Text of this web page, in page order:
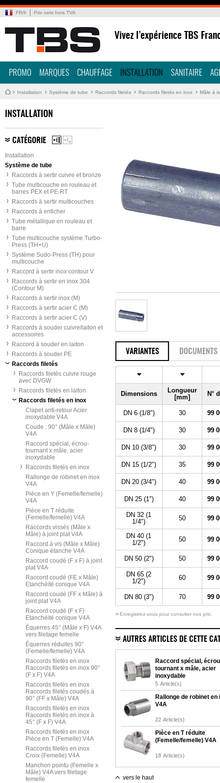
FR/fr Prix nets hors TVA
Vivez l’expérience TBS
PROMO MARQUES CHAUFFAGE INSTALLATION SANITAIRE
Installation Système de tube Raccords filetés Raccords filetés en inox Mâle à
INSTALLATION
CATÉGORIE
Installation
Système de tube
Raccords à sertir cuivre et bronze
Tube multicouche en rouleau et
barres PEX et PE-RT
Raccords à sertir multicouches
Raccords à enficher
Tube métallique en rouleau et
barre
Tube multicouche système Turbo-
Press (TH+U)
Système Sudo-Press (TH) pour
multicouche
Raccord à sertir inox contour V
Raccords à sertir en inox 304
(Contour M)
Raccords à sertir inox (M)
Raccords à sertir acier C (M)
Raccords à sertir acier C (V)
Raccords à souder cuivre/laiton et
accessoires
Raccord à souder en laiton
Raccords à souder PE
Raccords filetés
Raccords filetés cuivre rouge
avec DVGW
Raccords filetés en laiton
Raccords filetés en inox
Clapet anti-retour Acier
inoxydable V4A
Coude : 90° (Mâle x Mâle)
V4A
Raccord spécial, écrou-
tournant x mâle, acier
inoxydable
Raccords filetés en inox
Rallonge de robinet en inox
V4A
Pièce en Y (Femelle/femelle)
V4A
Pièce en T réduite
(Femelle/femelle) V4A
Raccords vissés (Mâle x
Mâle) à joint plat V4A
Raccord à vis (Mâle x Mâle)
Conique étanche V4A
Raccord coudé (F x F) à joint
plat V4A
Raccord coudé (FE x Mâle)
Etanchéité conique V4A
Raccord coudé (FF x Mâle) à
joint plat V4A
Raccord coudé (F x F)
Etanchéité conique V4A
Équerres 45° (Mâle x F) V4A
vers filetage femelle
Équerres réduites 90°
(Femelle/femelle) V4A
Raccords filetés en inox
Raccords filetés en inox 90°
(F x F) V4A
Raccords filetés en inox
Raccords filetés coudés à
90° (FF x Mâle) V4A
Raccords filetés en inox
Raccords filetés en inox à
45° (F x F) V4A
Raccords filetés en inox
Pièce en T (Femelle) V4A
Raccords filetés en inox
Croix (Femelle) V4A
Manchon pointu (Femelle x
Mâle) V4A vers filetage
femelle
VARIANTES DOCUMENTS
Dimensions
Longueur
[mm]
N°
DN 6 (1/8") 30 99
DN 8 (1/4") 30 99
DN 10 (3/8") 30 99
DN 15 (1/2") 35 99
DN 20 (3/4") 40 99
DN 25 (1") 40 99
DN 32 (1
1/4")
50 99
DN 40 (1
1/2")
50 99
DN 50 (2") 50 99
DN 65 (2
1/2")
60 99
DN 80 (3") 70 99
» Enregistrez-vous pour consulter nos prix.
AUTRES ARTICLES DE CETTE
Raccord spécial,
tournant x mâle, acier
inoxydable
5 Article(s)
Rallonge de robinet en
V4A
22 Article(s)
Pièce en T réduite
(Femelle/femelle) V4A
18 Article(s)
vers le haut